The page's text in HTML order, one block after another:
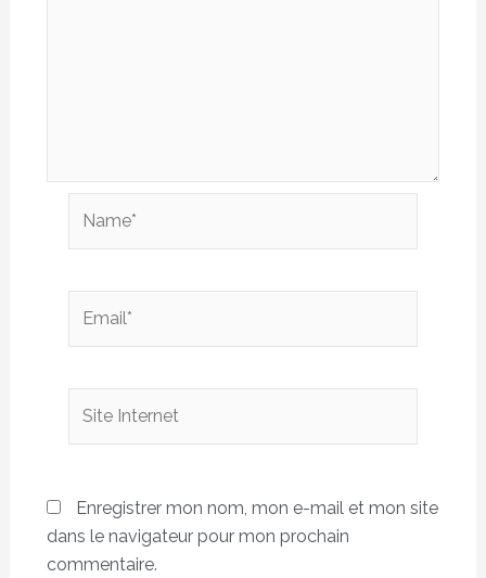
Internet
Enregistrer mon nom, mon e-mail et mon site
dans le navigateur pour mon prochain
commentaire.